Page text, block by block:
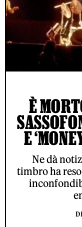
È
E
Ne dà
timbro ha